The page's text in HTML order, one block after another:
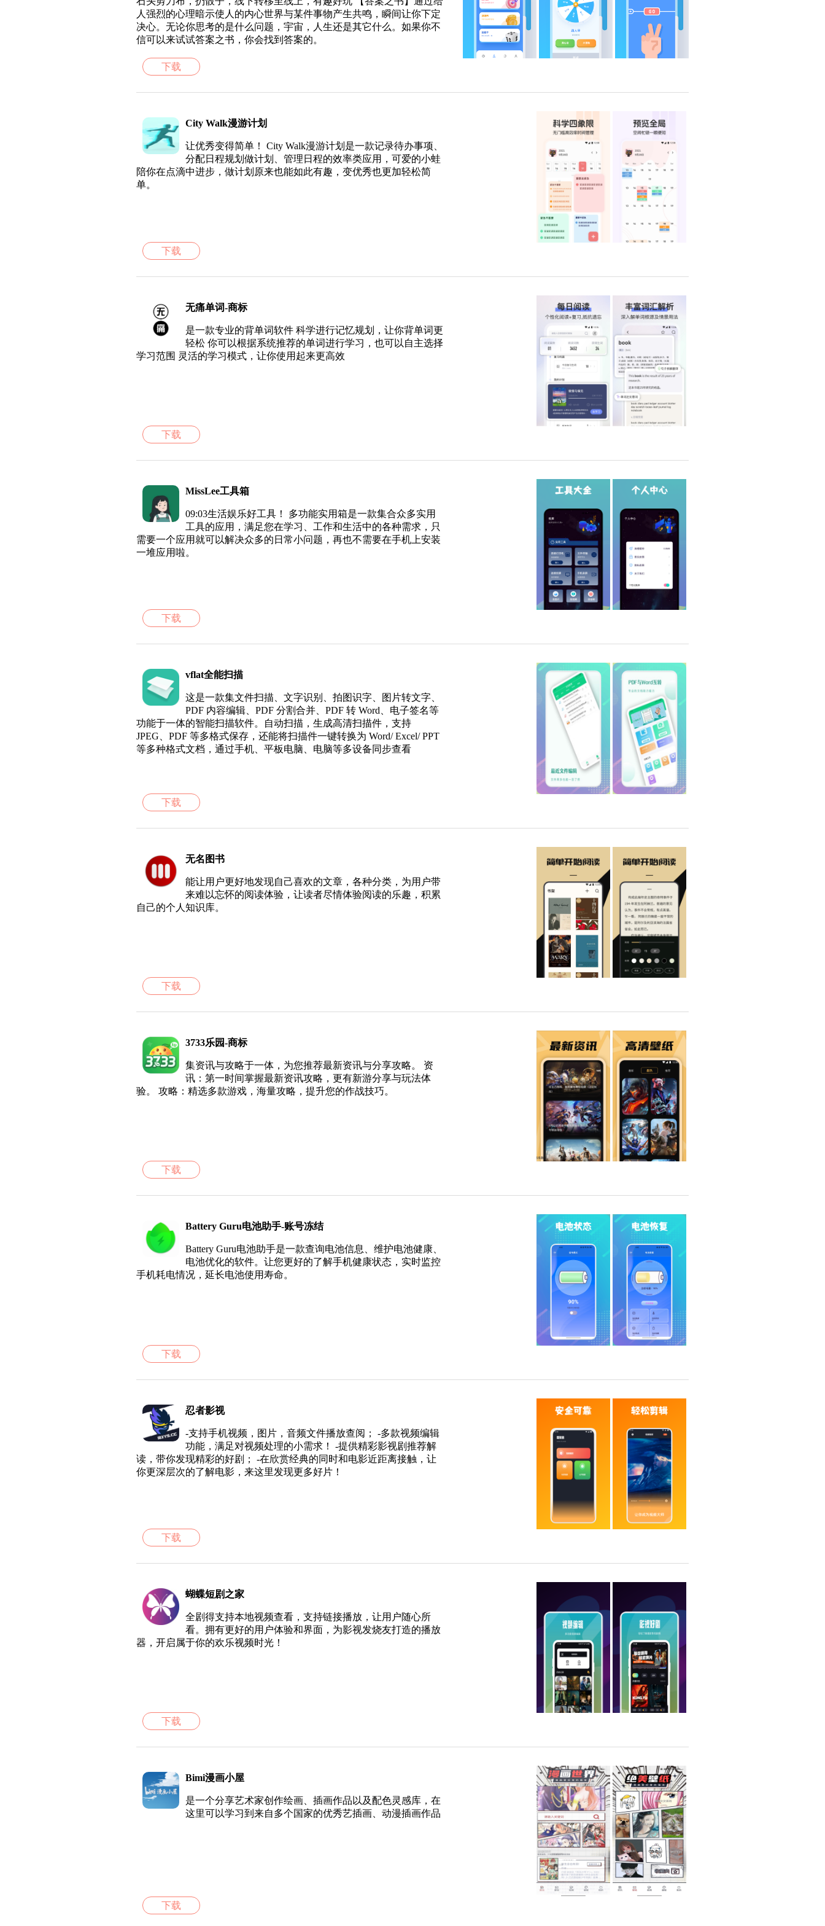
人强烈的心理暗示使人的内心世界与某件事物产生共鸣，瞬间让你下定
决心。无论你思考的是什么问题，宇宙，人生还是其它什么。如果你不
信可以来试试答案之书，你会找到答案的。
下载
City Walk漫游计划
让优秀变得简单！ City Walk漫游计划是一款记录待办事项、
分配日程规划做计划、管理日程的效率类应用，可爱的小蛙
陪你在点滴中进步，做计划原来也能如此有趣，变优秀也更加轻松简
单。
下载
无痛单词-商标
是一款专业的背单词软件 科学进行记忆规划，让你背单词更
轻松 你可以根据系统推荐的单词进行学习，也可以自主选择
学习范围 灵活的学习模式，让你使用起来更高效
下载
MissLee工具箱
09:03生活娱乐好工具！ 多功能实用箱是一款集合众多实用
工具的应用，满足您在学习、工作和生活中的各种需求，只
需要一个应用就可以解决众多的日常小问题，再也不需要在手机上安装
一堆应用啦。
下载
vflat全能扫描
这是一款集文件扫描、文字识别、拍图识字、图片转文字、
PDF 内容编辑、PDF 分割合并、PDF 转 Word、电子签名等
功能于一体的智能扫描软件。自动扫描，生成高清扫描件，支持
JPEG、PDF 等多格式保存，还能将扫描件一键转换为 Word/ Excel/ PPT
等多种格式文档，通过手机、平板电脑、电脑等多设备同步查看
下载
无名图书
能让用户更好地发现自己喜欢的文章，各种分类，为用户带
来难以忘怀的阅读体验，让读者尽情体验阅读的乐趣，积累
自己的个人知识库。
下载
3733乐园-商标
集资讯与攻略于一体，为您推荐最新资讯与分享攻略。 资
讯：第一时间掌握最新资讯攻略，更有新游分享与玩法体
验。 攻略：精选多款游戏，海量攻略，提升您的作战技巧。
下载
Battery Guru电池助手-账号冻结
Battery Guru电池助手是一款查询电池信息、维护电池健康、
电池优化的软件。让您更好的了解手机健康状态，实时监控
手机耗电情况，延长电池使用寿命。
下载
忍者影视
-支持手机视频，图片，音频文件播放查阅； -多款视频编辑
功能，满足对视频处理的小需求！ -提供精彩影视剧推荐解
读，带你发现精彩的好剧； -在欣赏经典的同时和电影近距离接触，让
你更深层次的了解电影，来这里发现更多好片！
下载
蝴蝶短剧之家
全剧得支持本地视频查看，支持链接播放，让用户随心所
看。拥有更好的用户体验和界面，为影视发烧友打造的播放
器，开启属于你的欢乐视频时光！
下载
Bimi漫画小屋
是一个分享艺术家创作绘画、插画作品以及配色灵感库，在
这里可以学习到来自多个国家的优秀艺插画、动漫插画作品
下载